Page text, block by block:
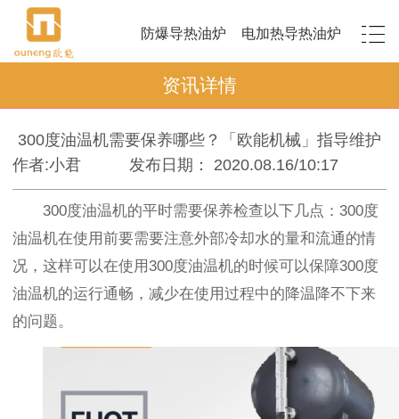
防爆导热油炉 电加热导热油炉
资讯详情
300度油温机需要保养哪些？「欧能机械」指导维护
作者:小君
发布日期： 2020.08.16/10:17
300度油温机的平时需要保养检查以下几点：300度
油温机在使用前要需要注意外部冷却水的量和流通的情
况，这样可以在使用300度油温机的时候可以保障300度
油温机的运行通畅，减少在使用过程中的降温降不下来
的问题。